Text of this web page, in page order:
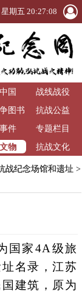
期五 20:27:08
国
战线战役
图书
抗战公益
件
专题栏目
物 抗战文化
战纪念场馆和遗址 >
家4A级旅
名录，江苏
建筑，原为